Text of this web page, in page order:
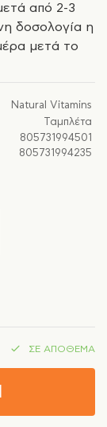
από 2-3
δοσολογία η
μετά το
Natural Vitamins
Ταμπλέτα
805731994501
805731994235
ΣΕ ΑΠΌΘΕΜΑ